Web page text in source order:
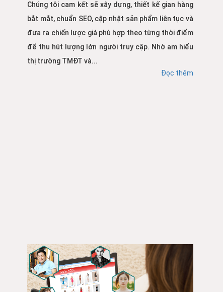
Chúng tôi cam kết sẽ xây dựng, thiết kế gian hàng
bắt mắt, chuẩn SEO, cập nhật sản phẩm liên tục và
đưa ra chiến lược giá phù hợp theo từng thời điểm
để thu hút lượng lớn người truy cập. Nhờ am hiểu
thị trường TMĐT và...
Đọc thêm